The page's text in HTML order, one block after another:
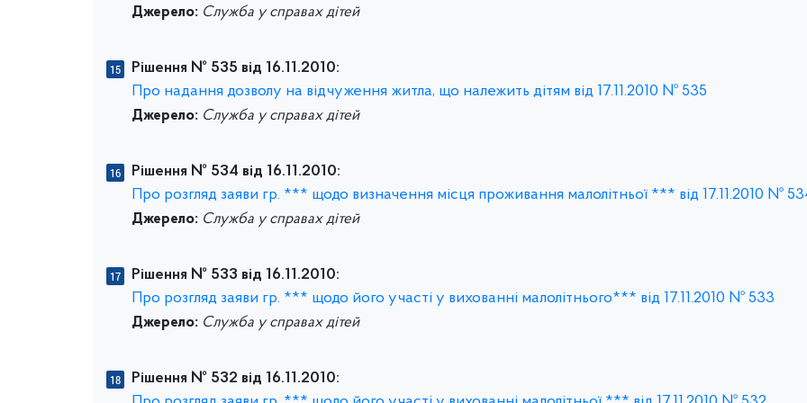
Джерело: Служба у справах дітей
Рішення № 535 від 16.11.2010:
Про надання дозволу на відчуження житла, що належить дітям від 17.11.2010 № 535
Джерело: Служба у справах дітей
Рішення № 534 від 16.11.2010:
Про розгляд заяви гр. *** щодо визначення місця проживання малолітньої *** від 17.11.2010 №
Джерело: Служба у справах дітей
Рішення № 533 від 16.11.2010:
Про розгляд заяви гр. *** щодо його участі у вихованні малолітнього*** від 17.11.2010 № 533
Джерело: Служба у справах дітей
Рішення № 532 від 16.11.2010: